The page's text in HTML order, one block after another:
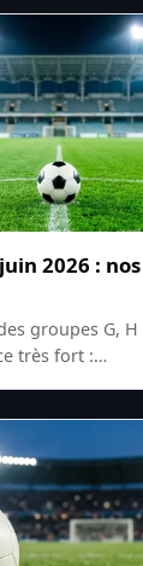
2026 :
groupes G,
très fort :…